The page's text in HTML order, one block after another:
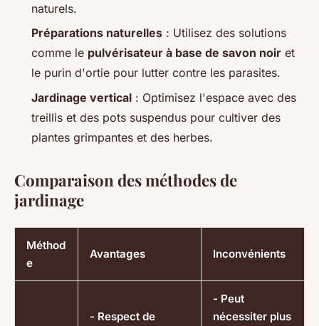
naturels.
Préparations naturelles : Utilisez des solutions
comme le pulvérisateur à base de savon noir et
le purin d'ortie pour lutter contre les parasites.
Jardinage vertical : Optimisez l'espace avec des
treillis et des pots suspendus pour cultiver des
plantes grimpantes et des herbes.
Comparaison des méthodes de
jardinage
Méthod
e
Avantages Inconvénients
- Respect de
- Peut
nécessiter plus